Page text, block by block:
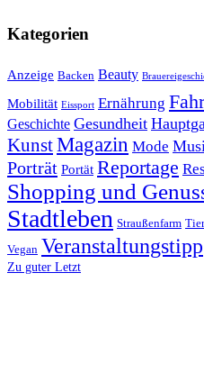
Kategorien
Anzeige Backen Beauty
Mobilität Eissport Ernährung
Geschichte Gesundheit
KunstMagazin Mode
Porträt Portät Reportage
Shopping und
Stadtleben Straußenfarm
Vegan Veranstaltungstipp
Zu guter Letzt